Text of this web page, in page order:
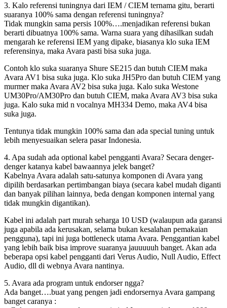
3. Kalo referensi tuningnya dari IEM / CIEM ternama gitu, berarti
suaranya 100% sama dengan referensi tuningnya?
Tidak mungkin sama persis 100%….menjadikan referensi bukan
berarti dibuatnya 100% sama. Warna suara yang dihasilkan sudah
mengarah ke referensi IEM yang dipake, biasanya klo suka IEM
referensinya, maka Avara pasti bisa suka juga.
Contoh klo suka suaranya Shure SE215 dan butuh CIEM maka
Avara AV1 bisa suka juga. Klo suka JH5Pro dan butuh CIEM yang
murmer maka Avara AV2 bisa suka juga. Kalo suka Westone
UM30Pro/AM30Pro dan butuh CIEM, maka Avara AV3 bisa suka
juga. Kalo suka mid n vocalnya MH334 Demo, maka AV4 bisa
suka juga.
Tentunya tidak mungkin 100% sama dan ada special tuning untuk
lebih menyesuaikan selera pasar Indonesia.
4. Apa sudah ada optional kabel pengganti Avara? Secara denger-
denger katanya kabel bawaannya jelek banget?
Kabelnya Avara adalah satu-satunya komponen di Avara yang
dipilih berdasarkan pertimbangan biaya (secara kabel mudah diganti
dan banyak pilihan lainnya, beda dengan komponen internal yang
tidak mungkin digantikan).
Kabel ini adalah part murah seharga 10 USD (walaupun ada garansi
juga apabila ada kerusakan, selama bukan kesalahan pemakaian
pengguna), tapi ini juga bottleneck utama Avara. Penggantian kabel
yang lebih baik bisa improve suaranya jauuuuuh banget. Akan ada
beberapa opsi kabel pengganti dari Verus Audio, Null Audio, Effect
Audio, dll di webnya Avara nantinya.
5. Avara ada program untuk endorser ngga?
Ada banget….buat yang pengen jadi endorsernya Avara gampang
banget caranya :